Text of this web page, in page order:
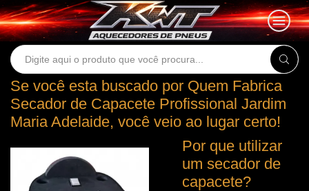
Search
Se você esta buscado por Quem Fabrica
Secador de Capacete Profissional Jardim
Maria Adelaide, você veio ao lugar certo!
Por que utilizar
um secador de
capacete?